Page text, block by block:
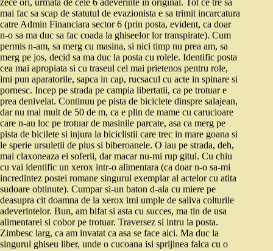
zece ori, urmata de cele 6 adeverinte in original. Tot ce tre sa
mai fac sa scap de statutul de evazionista e sa trimit incarcatura
catre Admin Financiara sector 6 (prin posta, evident, ca doar
n-o sa ma duc sa fac coada la ghiseelor lor transpirate). Cum
permis n-am, sa merg cu masina, si nici timp nu prea am, sa
merg pe jos, decid sa ma duc la posta cu rolele. Identific posta
cea mai apropiata si cu traseul cel mai prietenos pentru role,
imi pun aparatorile, sapca in cap, rucsacul cu acte in spinare si
pornesc. Incep pe strada pe campia libertatii, ca pe trotuar e
prea denivelat. Continuu pe pista de biciclete dinspre salajean,
dar nu mai mult de 50 de m, ca e plin de mame cu carucioare
care n-au loc pe trotuar de masinile parcate, asa ca merg pe
pista de bicilete si injura la biciclistii care trec in mare goana si
le sperie ursuletii de plus si biberoanele. O iau pe strada, deh,
mai claxoneaza ei soferii, dar macar nu-mi rup gitul. Cu chiu
cu vai identific un xerox intr-o alimentara (ca doar n-o sa-mi
incredintez postei romane singurul exemplar al actelor cu atita
sudoare obtinute). Cumpar si-un baton d-ala cu miere pe
deasupra cit doamna de la xerox imi umple de saliva colturile
adeverintelor. Bun, am bifat si asta cu succes, ma tin de usa
alimentarei si cobor pe trotuar. Traversez si intru la posta.
Zimbesc larg, ca am invatat ca asa se face aici. Ma duc la
singurul ghiseu liber, unde o cucoana isi sprijinea falca cu o